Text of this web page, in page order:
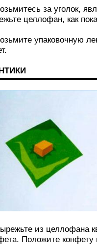
за уголок,
целлофан, как
упаковочную
из целлофана
Положите конфету